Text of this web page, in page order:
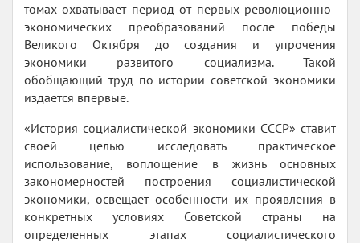
томах охватывает период от первых революционно-
экономических преобразований после победы
Великого Октября до создания и упрочения
экономики развитого социализма. Такой
обобщающий труд по истории советской экономики
издается впервые.
«История социалистической экономики СССР» ставит
своей целью исследовать практическое
использование, воплощение в жизнь основных
закономерностей построения социалистической
экономики, освещает особенности их проявления в
конкретных условиях Советской страны на
определенных этапах социалистического